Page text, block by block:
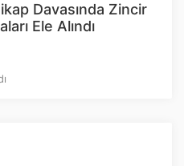
Davasında Zincir
Ele Alındı